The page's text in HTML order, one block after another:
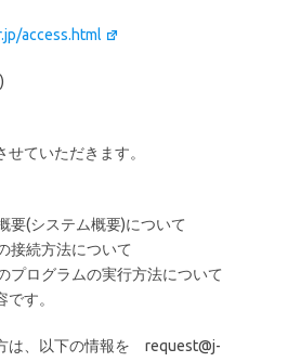
access.html
ていただきます。
要(システム概要)について
接続方法について
プログラムの実行方法について
す。
は、以下の情報を request@j-